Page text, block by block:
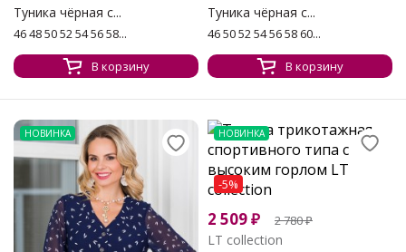
Туника чёрная с...
46 48 50 52 54 56 58...
В корзину
Туника чёрная с...
46 50 52 54 56 58 60...
В корзину
НОВИНКА НОВИНКА
-5%
2 509₽ 2 780₽
LT collection